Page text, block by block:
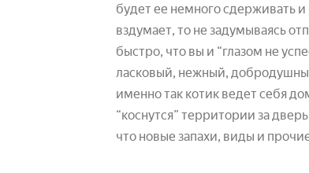
будет ее немного сдерживать
вздумает, то не задумываясь
быстро, что вы и “глазом не
ласковый, нежный,
именно так котик ведет себя
“коснутся” территории за
что новые запахи, виды и